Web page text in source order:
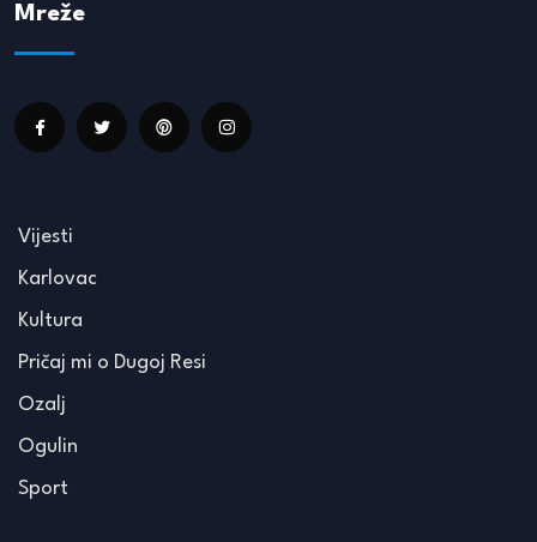
Mreže
Vijesti
Karlovac
Kultura
Pričaj mi o Dugoj Resi
Ozalj
Ogulin
Sport